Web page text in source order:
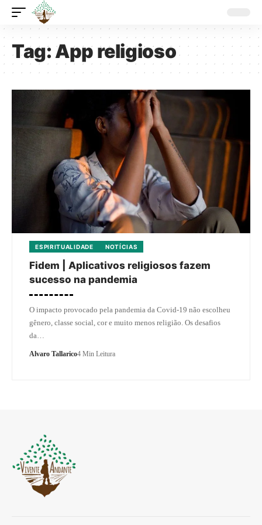
Tag:App religioso
ESPIRITUALIDADE NOTÍCIAS
Fidem | Aplicativos religiosos fazem
sucesso na pandemia
O impacto provocado pela pandemia da Covid-19 não escolheu
gênero, classe social, cor e muito menos religião. Os desafios
da…
Alvaro Tallarico4 Min Leitura